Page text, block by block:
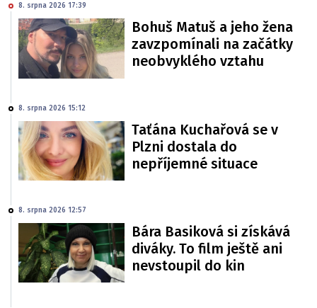
8. srpna 2026 17:39
Bohuš Matuš a jeho žena
zavzpomínali na začátky
neobvyklého vztahu
8. srpna 2026 15:12
Taťána Kuchařová se v
Plzni dostala do
nepříjemné situace
8. srpna 2026 12:57
Bára Basiková si získává
diváky. To film ještě ani
nevstoupil do kin